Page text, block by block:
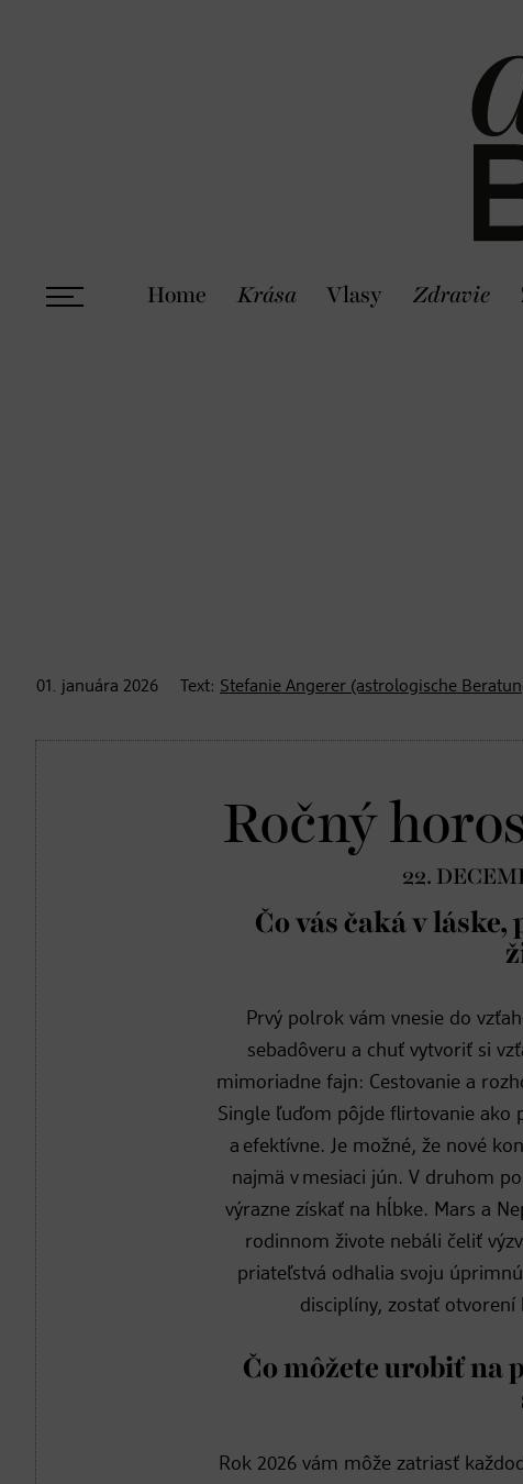
Home Krása Vlasy Zdravie
01. januára 2026 Text: Stefanie Angerer (astrologische
22.
Ročný
Čo vás čaká v
Prvý polrok vám vnesie do
sebadôveru a chuť vytvoriť si
mimoriadne fajn: Cestovanie a
Single ľuďom pôjde flirtovanie ako
a efektívne. Je možné, že nové
najmä v mesiaci jún. V druhom
výrazne získať na hĺbke. Mars a
rodinnom živote nebáli čeliť
priateľstvá odhalia svoju
disciplíny, zostať otvorení
Čo môžete urobiť na
Rok 2026 vám môže zatriasť